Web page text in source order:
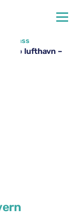
flyplass
lufthavn –